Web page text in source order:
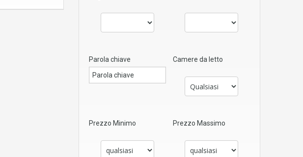
Parola chiave Camere da letto
Prezzo Minimo Prezzo Massimo